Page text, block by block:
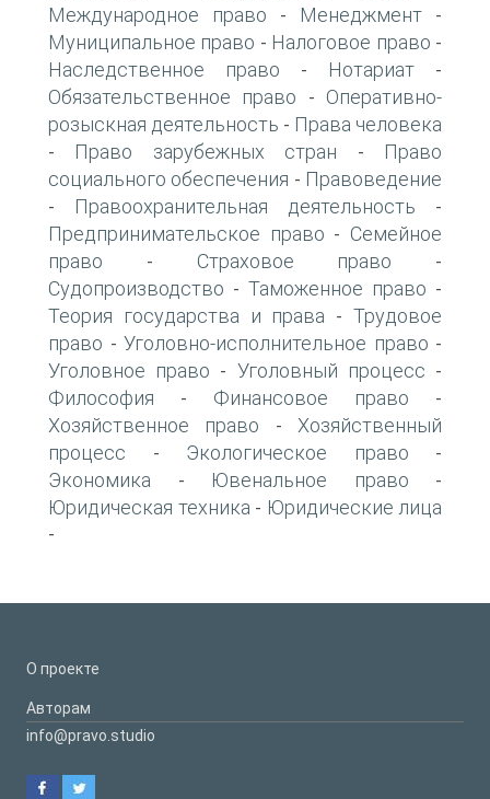
Международное право - Менеджмент -
Муниципальное право - Налоговое право -
Наследственное право - Нотариат -
Обязательственное право - Оперативно-
розыскная деятельность - Права человека
- Право зарубежных стран -
Право
социального обеспечения - Правоведение
- Правоохранительная деятельность -
Предпринимательское право - Семейное
право - Страховое право -
Судопроизводство - Таможенное право -
Теория государства и права -Трудовое
право - Уголовно-исполнительное право -
Уголовное право - Уголовный процесс -
Философия - Финансовое право -
Хозяйственное право - Хозяйственный
процесс - Экологическое право -
Экономика - Ювенальное право -
Юридическая техника - Юридические лица
-
О проекте
Авторам
info@pravo.studio